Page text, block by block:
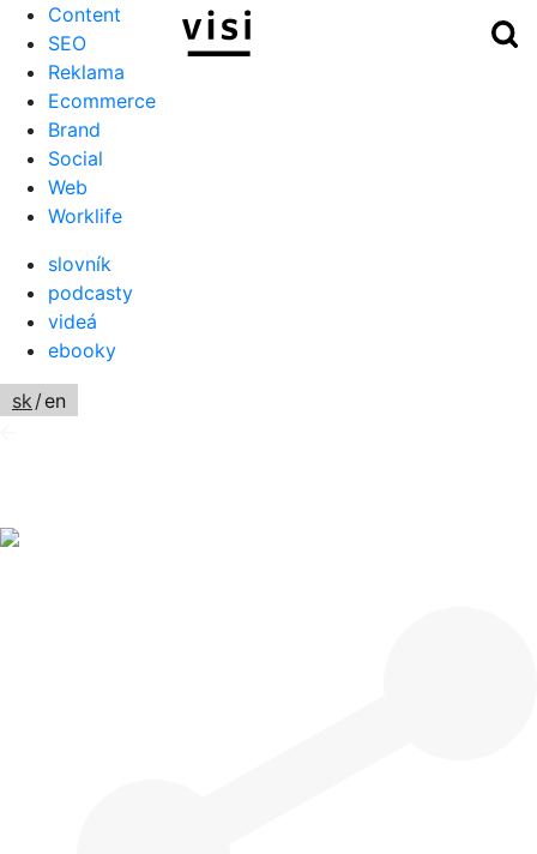
Menu
Content
SEO
Reklama
Ecommerce
Brand
Social
Web
Worklife
slovník
podcasty
videá
ebooky
sk/en